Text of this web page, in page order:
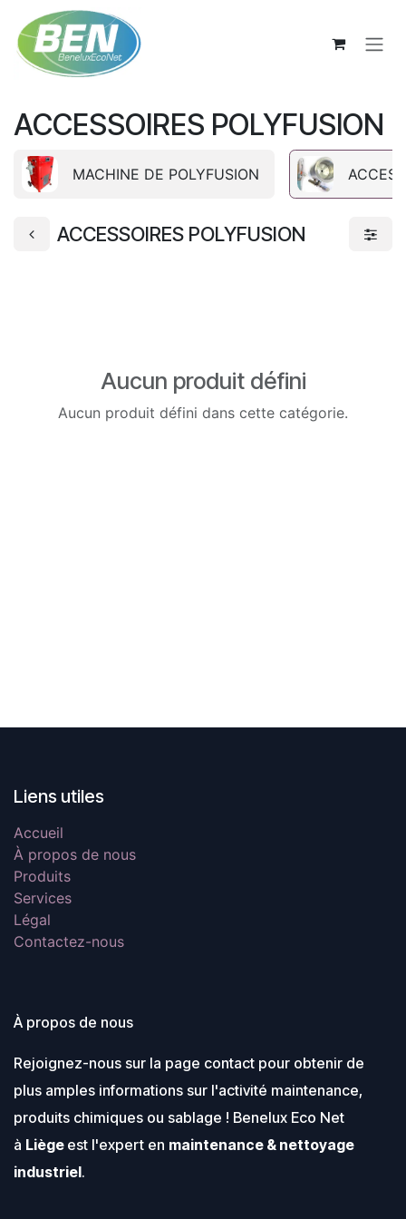
Se rendre au contenu
ACCESSOIRES POLYFUSION
MACHINE DE POLYFUSION
ACCESSOIRES POLYFUSION
Aucun produit défini
Aucun produit défini dans cette catégorie.
Liens utiles
Accueil
À propos de nous
Produits
Services
Légal
Contactez-nous
À propos de nous
Rejoignez-nous sur la page contact pour obtenir de
plus amples informations sur l'activité maintenance,
produits chimiques ou sablage ! Benelux Eco Net
à Liège est l'expert en maintenance & nettoyage
industriel.